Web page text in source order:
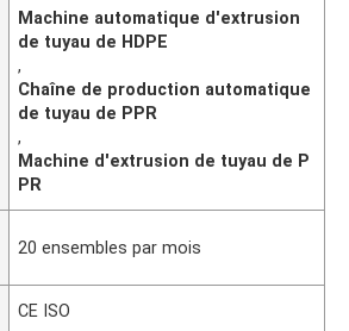
Machine automatique d'extrusion
de tuyau de HDPE
,
Chaîne de production automatique
de tuyau de PPR
,
Machine d'extrusion de tuyau de P
PR
20 ensembles par mois
CE ISO